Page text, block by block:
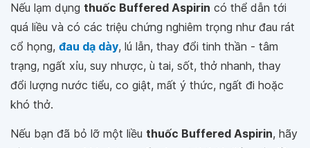
Nếu lạm dụng thuốc Buffered Aspirin có thể dẫn tới
quá liều và có các triệu chứng nghiêm trọng như đau rát
cổ họng, đau dạ dày, lú lẫn, thay đổi tinh thần - tâm
trạng, ngất xỉu, suy nhược, ù tai, sốt, thở nhanh, thay
đổi lượng nước tiểu, co giật, mất ý thức, ngất đi hoặc
khó thở.
Nếu bạn đã bỏ lỡ một liều thuốc Buffered Aspirin, hãy